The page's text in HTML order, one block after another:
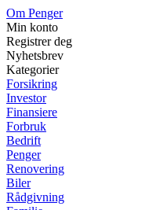
Om Penger
Min konto
Registrer deg
Nyhetsbrev
Kategorier
Forsikring
Investor
Finansiere
Forbruk
Bedrift
Penger
Renovering
Biler
Rådgivning